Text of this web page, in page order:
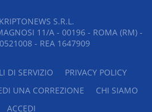
S.R.L.
11/A - 00196 - ROMA (RM) -
- REA 1647909
DI SERVIZIO
PRIVACY POLICY
UNA CORREZIONE
CHI SIAMO
ACCEDI